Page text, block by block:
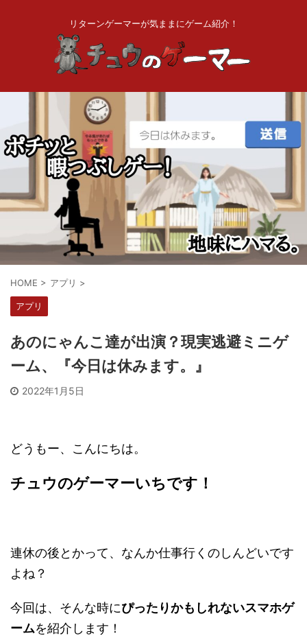
リターンゲーマーが気ままにゲーム紹介！
HOME > アプリ >
アプリ
あのにゃんこ達が出演？現実逃避ミニゲ
ーム、『今日は休みます。』
2022年1月5日
どうもー、こんにちは。
チュウのゲーマーいちです！
連休の後とかって、なんか仕事行くのしんどいです
よね？
今回は、そんな時にぴったりかもしれないスマホゲ
ームを紹介します！